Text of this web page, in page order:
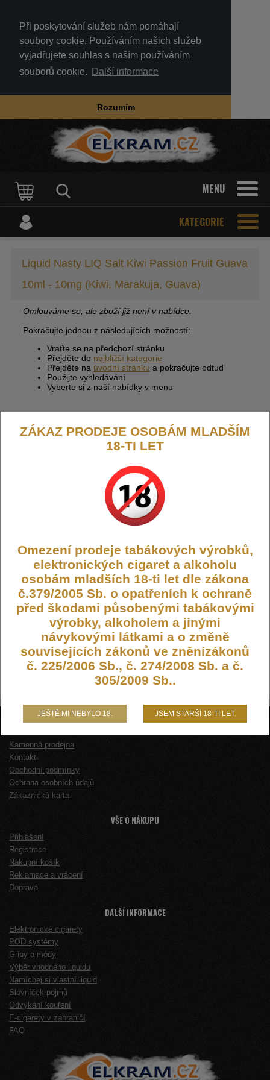
Při poskytování služeb nám pomáhají
soubory cookie. Používáním našich služeb
vyjadřujete souhlas s naším používáním
souborů cookie.
Další informace
Rozumím
MENU
KATEGORIE
Liquid Nasty LIQ Salt Kiwi Passion Fruit Guava
10ml - 10mg (Kiwi, Marakuja, Guava)
Omlouváme se, ale zboží již není v nabídce.
Pokračujte jednou z následujících možností:
Vraťte se na předchozí stránku
Přejděte do nejbližší kategorie
Přejděte na úvodní stránku a pokračujte odtud
Použijte vyhledávání
Vyberte si z naší nabídky v menu
Kamenná prodejna
Kontakt
Obchodní podmínky
Ochrana osobních údajů
Zákaznická karta
VŠE O NÁKUPU
Přihlášení
Registrace
Nákupní košík
Reklamace a vrácení
Doprava
DALŠÍ INFORMACE
Elektronické cigarety
POD systémy
Gripy a módy
Výběr vhodného liquidu
Namíchej si vlastní liquid
Slovníček pojmů
Odvykání kouření
E-cigarety v zahraničí
FAQ
ZÁKAZ PRODEJE OSOBÁM MLADŠÍM
18-TI LET
Omezení prodeje tabákových výrobků,
elektronických cigaret a alkoholu
osobám mladších 18-ti let dle zákona
č.379/2005 Sb. o opatřeních k ochraně
před škodami působenými tabákovými
výrobky, alkoholem a jinými
návykovými látkami a o změně
souvisejících zákonů ve zněnízákonů
č. 225/2006 Sb., č. 274/2008 Sb. a č.
305/2009 Sb..
JEŠTĚ MI NEBYLO 18. JSEM STARŠÍ 18-TI LET.